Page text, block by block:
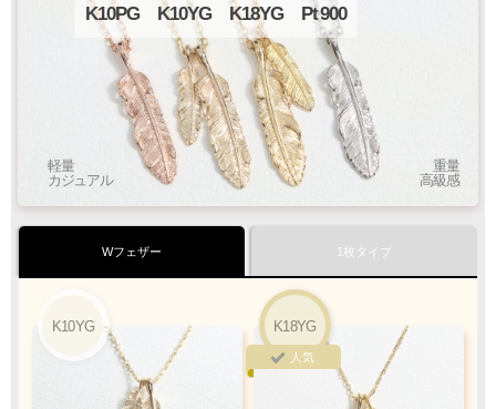
Q&A
ラッピング
最適なケースで
お届けします
カード情報をご入力下さい
ご利用回数
ご利用限度額
1回のお買い物
¥300,000迄
K10PG K10YG K18YG Pt900
軽量
カジュアル
重量
高級感
Wフェザー
K10YG K18YG
人気
1枚タイプ